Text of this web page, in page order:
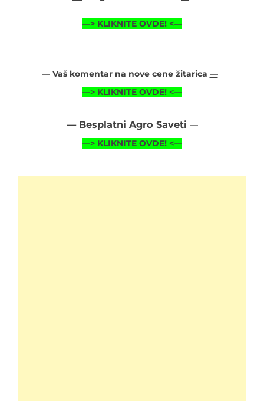
—> KLIKNITE OVDE! <—
— Vaš komentar na nove cene žitarica —
—> KLIKNITE OVDE! <—
— Besplatni Agro Saveti —
—> KLIKNITE OVDE! <—